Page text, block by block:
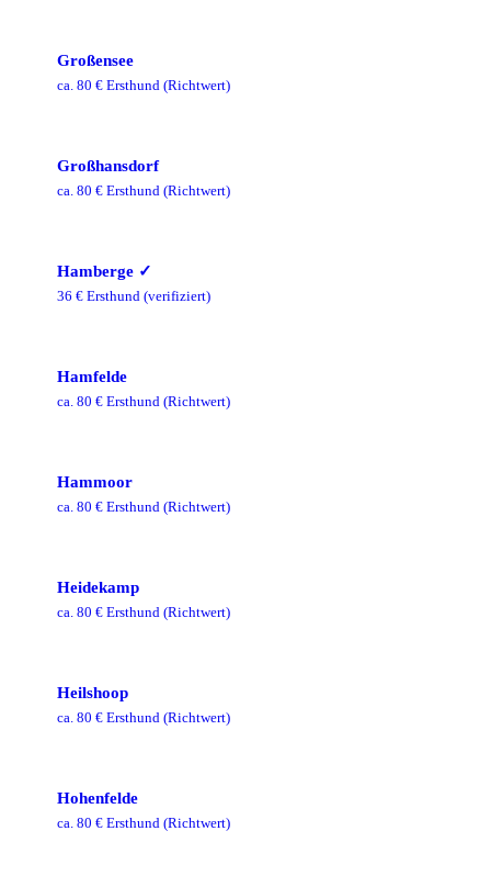
Großensee
ca. 80 € Ersthund (Richtwert)
Großhansdorf
ca. 80 € Ersthund (Richtwert)
Hamberge ✓
36 € Ersthund (verifiziert)
Hamfelde
ca. 80 € Ersthund (Richtwert)
Hammoor
ca. 80 € Ersthund (Richtwert)
Heidekamp
ca. 80 € Ersthund (Richtwert)
Heilshoop
ca. 80 € Ersthund (Richtwert)
Hohenfelde
ca. 80 € Ersthund (Richtwert)